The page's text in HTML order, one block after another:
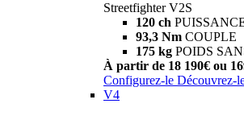
Streetfighter V2S
120 ch
93,3 Nm COUPLE
175 kg POIDS
À partir de 18 190€ ou
Configurez-le Découvrez-
V4